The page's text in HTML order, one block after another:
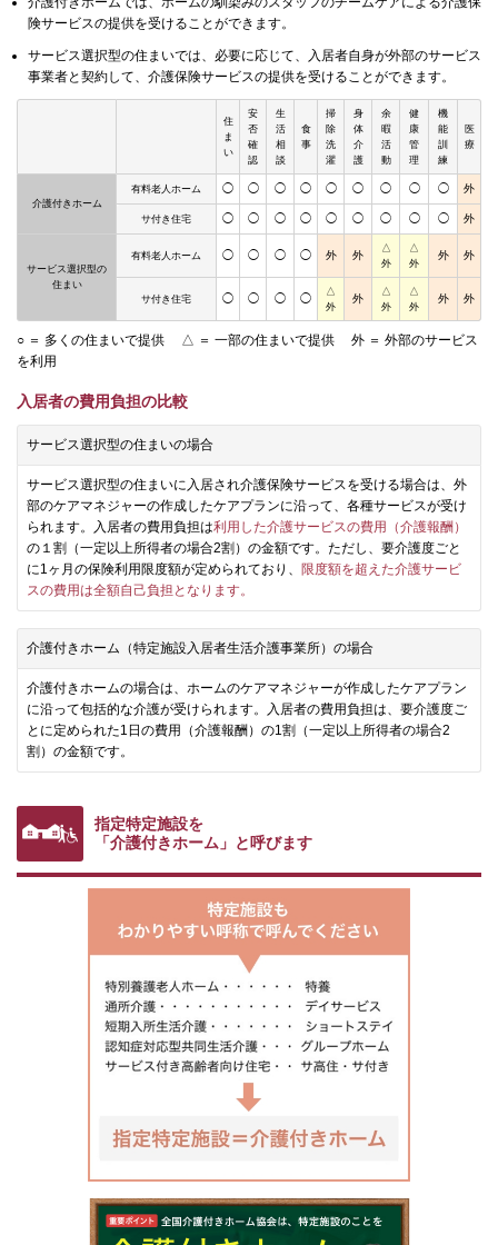
険サービスの提供を受けることができます。
サービス選択型の住まいでは、必要に応じて、入居者自身が外部のサービス
事業者と契約して、介護保険サービスの提供を受けることができます。
住
ま
い
安
否
確
認
生
活
相
談
食
事
掃
除
洗
濯
身
体
介
護
余
暇
活
動
健
康
管
理
機
能
訓
練
医
療
介護付きホーム
有料老人ホーム ◯ ◯ ◯ ◯ ◯ ◯ ◯ ◯ ◯ 外
サ付き住宅 ◯ ◯ ◯ ◯ ◯ ◯ ◯ ◯ ◯ 外
サービス選択型の
住まい
有料老人ホーム ◯ ◯ ◯ ◯ 外 外
△
外
△
外
外 外
サ付き住宅 ◯ ◯ ◯ ◯
△
外
外
△
外
△
外
外 外
○ ＝ 多くの住まいで提供 △ ＝ 一部の住まいで提供
外 ＝ 外部のサービス
を利用
入居者の費用負担の比較
サービス選択型の住まいの場合
サービス選択型の住まいに入居され介護保険サービスを受ける場合は、外
部のケアマネジャーの作成したケアプランに沿って、各種サービスが受け
られます。入居者の費用負担は利用した介護サービスの費用（介護報酬）
の１割（一定以上所得者の場合2割）の金額です。ただし、要介護度ごと
に1ヶ月の保険利用限度額が定められており、 限度額を超えた介護サービ
スの費用は全額自己負担となります。
介護付きホーム（特定施設入居者生活介護事業所）の場合
介護付きホームの場合は、ホームのケアマネジャーが作成したケアプラン
に沿って包括的な介護が受けられます。入居者の費用負担は、要介護度ご
とに定められた1日の費用（介護報酬）の1割（一定以上所得者の場合2
割）の金額です。
指定特定施設を
「介護付きホーム」と呼びます